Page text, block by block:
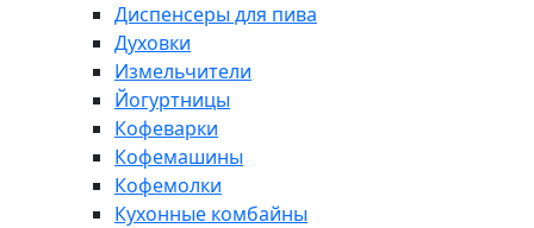
Диспенсеры для пива
Духовки
Измельчители
Йогуртницы
Кофеварки
Кофемашины
Кофемолки
Кухонные комбайны